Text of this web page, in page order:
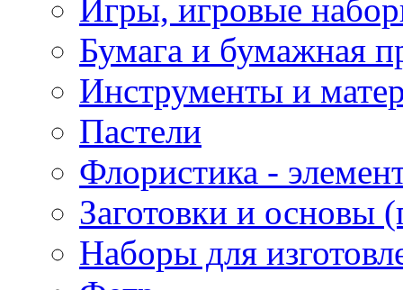
Игры, игровые
Бумага и бумажная
Инструменты и
Пастели
Флористика -
Заготовки и основы
Наборы для